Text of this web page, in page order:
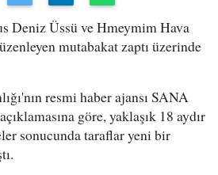
Deniz Üssü ve Hmeymim Hava
mutabakat zaptı üzerinde
resmi haber ajansı SANA
göre, yaklaşık 18 aydır
sonucunda taraflar yeni bir